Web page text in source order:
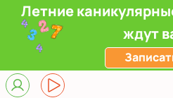
Летние
ждут